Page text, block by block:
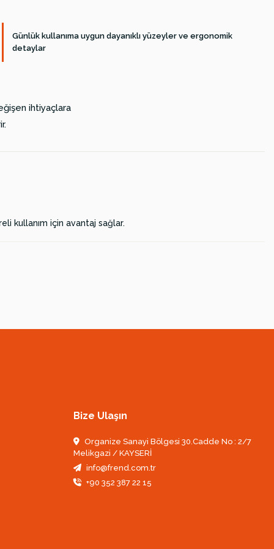
Günlük kullanıma uygun dayanıklı yüzeyler ve ergonomik
detaylar
ihtiyaçlara
kullanım için avantaj sağlar.
Bize Ulaşın
Organize Sanayi Bölgesi 30.Cadde No : 2/7
Melikgazi / KAYSERİ
info@frend.com.tr
+90 352 387 22 15